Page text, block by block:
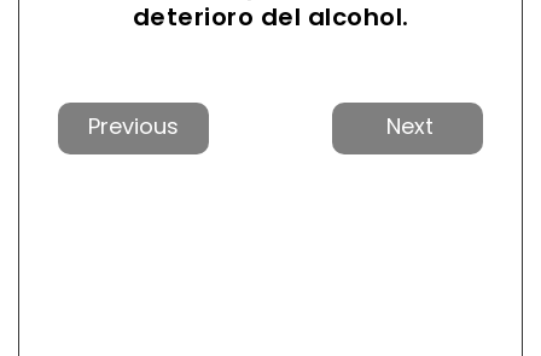
deterioro del alcohol.
Anterior